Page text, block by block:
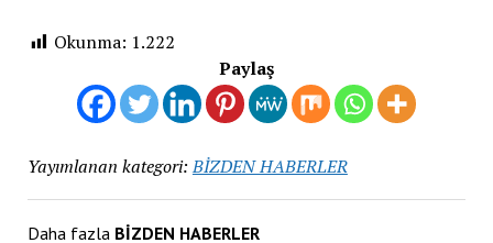
Okunma: 1.222
Paylaş
Yayımlanan kategori: BİZDEN HABERLER
Daha fazla BİZDEN HABERLER